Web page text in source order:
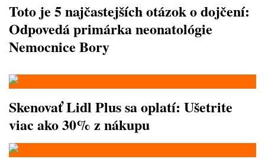
Toto je 5 najčastejších otázok o dojčení:
Odpovedá primárka neonatológie
Nemocnice Bory
Skenovať Lidl Plus sa oplatí: Ušetrite
viac ako 30% z nákupu